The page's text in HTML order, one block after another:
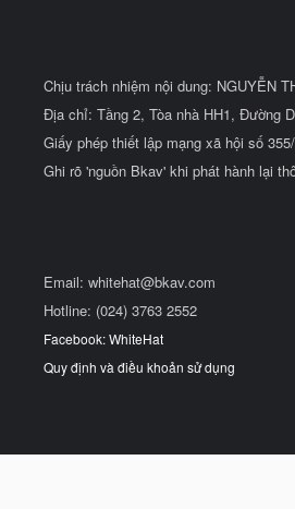
Chịu trách nhiệm nội dung: NGUYỄN
Địa chỉ: Tầng 2, Tòa nhà HH1, Đường
Giấy phép thiết lập mạng xã hội số
Ghi rõ 'nguồn Bkav' khi phát hành lại
Email: whitehat@bkav.com
Hotline: (024) 3763 2552
Facebook: WhiteHat
Quy định và điều khoản sử dụng